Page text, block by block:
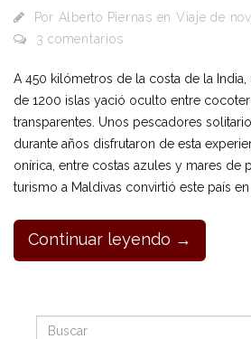
Por Alberto Piernas en Viaje de
3 comentarios
A 450 kilómetros de la costa de la
de 1200 islas yació oculto entre
transparentes. Unos pescadores
durante años disfrutaron de esta
onírica, entre costas azules y mares de
turismo a Maldivas convirtió este país
Continuar leyendo →